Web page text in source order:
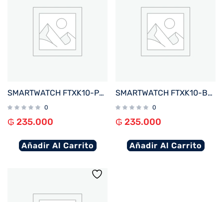
SMARTWATCH FTXK10-PK 45MM ROSA ANDROID%2FIOS%2FBT%2FFREC. CARD%2FNOTIFICACIONES
0
₲ 235.000
Añadir Al Carrito
SMARTWATCH FTXK10-BL 45MM AZUL ANDROID%2FIOS%2FBT%2FFREC. CARD%2FNOTIFICACIONES
0
₲ 235.000
Añadir Al Carrito